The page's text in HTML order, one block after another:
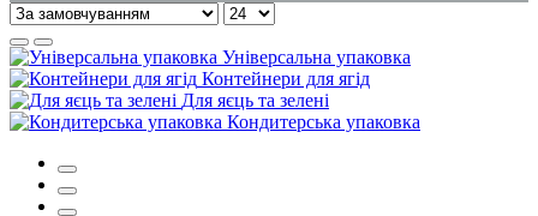
засоби для унітаза купити
одноразові коробки для торта
купити стакани пластикові одноразові
бокс алюмінієвий
пакети паперові
Універсальна упаковка
Контейнери для ягід
Для яєць та зелені
Кондитерська упаковка